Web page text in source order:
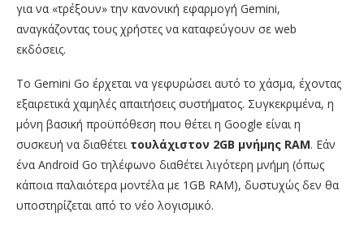
για να «τρέξουν» την κανονική εφαρμογή Gemini,
αναγκάζοντας τους χρήστες να καταφεύγουν σε web
εκδόσεις.
Το Gemini Go έρχεται να γεφυρώσει αυτό το χάσμα, έχοντας
εξαιρετικά χαμηλές απαιτήσεις συστήματος. Συγκεκριμένα, η
μόνη βασική προϋπόθεση που θέτει η Google είναι η
συσκευή να διαθέτει τουλάχιστον 2GB μνήμης RAM. Εάν
ένα Android Go τηλέφωνο διαθέτει λιγότερη μνήμη (όπως
κάποια παλαιότερα μοντέλα με 1GB RAM), δυστυχώς δεν θα
υποστηρίζεται από το νέο λογισμικό.